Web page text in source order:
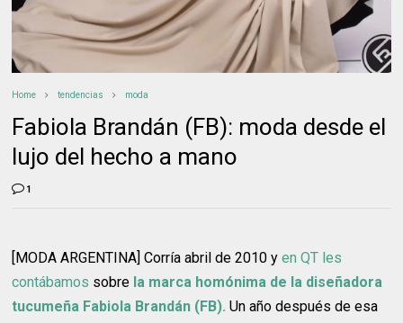
Home tendencias moda
Fabiola Brandán (FB): moda desde el
lujo del hecho a mano
1
[MODA ARGENTINA] Corría abril de 2010 yen QT les
contábamos sobre la marca homónima de la diseñadora
tucumeña Fabiola Brandán (FB). Un año después de esa